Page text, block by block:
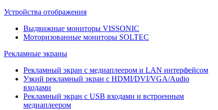
Устройства отображения
Выдвижные мониторы VISSONIC
Моторизованные мониторы SOLTEC
Рекламные экраны
Рекламный экран с медиаплеером и LAN интерфейсом
Узкий рекламный экран с HDMI/DVI/VGA/Audio
входами
Рекламный экран с USB входами и встроенным
медиаплеером